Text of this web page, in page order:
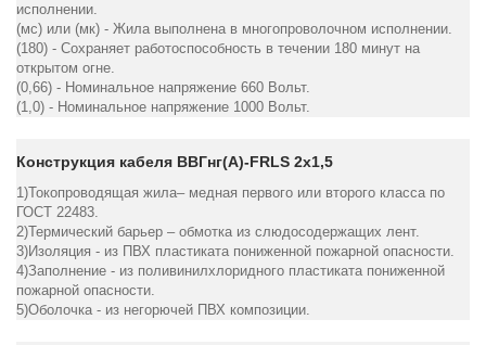
исполнении.
(мс) или (мк) - Жила выполнена в многопроволочном исполнении.
(180) - Сохраняет работоспособность в течении 180 минут на
открытом огне.
(0,66) - Номинальное напряжение 660 Вольт.
(1,0) - Номинальное напряжение 1000 Вольт.
Конструкция кабеля ВВГнг(А)-FRLS 2х1,5
1)Токопроводящая жила– медная первого или второго класса по
ГОСТ 22483.
2)Термический барьер – обмотка из слюдосодержащих лент.
3)Изоляция - из ПВХ пластиката пониженной пожарной опасности.
4)Заполнение - из поливинилхлоридного пластиката пониженной
пожарной опасности.
5)Оболочка - из негорючей ПВХ композиции.